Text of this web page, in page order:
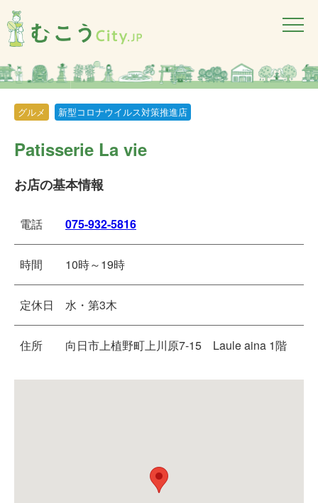
グルメ 新型コロナウイルス対策推進店
Patisserie La vie
お店の基本情報
電話 075-932-5816
時間 10時～19時
定休日 水・第3木
住所 向日市上植野町上川原7-15 Laule aina 1階